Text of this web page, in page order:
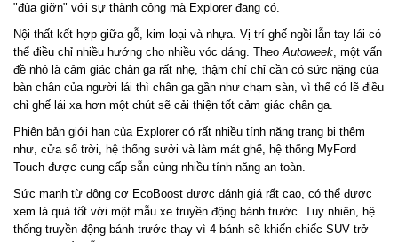
"đùa giỡn" với sự thành công mà Explorer đang có.
Nội thất kết hợp giữa gỗ, kim loại và nhựa. Vị trí ghế ngồi lẫn tay lái có
thể điều chỉ nhiều hướng cho nhiều vóc dáng. Theo Autoweek, một vấn
đề nhỏ là cảm giác chân ga rất nhẹ, thậm chí chỉ cần có sức nặng của
bàn chân của người lái thì chân ga gần như chạm sàn, vì thế có lẽ điều
chỉ ghế lái xa hơn một chút sẽ cải thiện tốt cảm giác chân ga.
Phiên bản giới hạn của Explorer có rất nhiều tính năng trang bị thêm
như, cửa sổ trời, hệ thống sưởi và làm mát ghế, hệ thống MyFord
Touch được cung cấp sẵn cùng nhiều tính năng an toàn.
Sức mạnh từ động cơ EcoBoost được đánh giá rất cao, có thể được
xem là quá tốt với một mẫu xe truyền động bánh trước. Tuy nhiên, hệ
thống truyền động bánh trước thay vì 4 bánh sẽ khiến chiếc SUV trở